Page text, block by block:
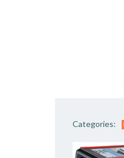
Categories: